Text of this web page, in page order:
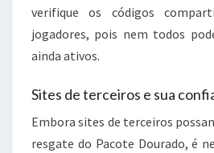
verifique os códigos
jogadores, pois nem todos
ainda ativos.
Sites de terceiros e sua
Embora sites de terceiros
resgate do Pacote Dourado, é